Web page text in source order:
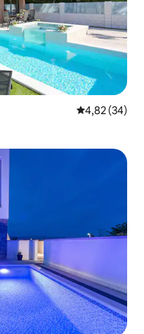
Prosječna
4,82 (34)